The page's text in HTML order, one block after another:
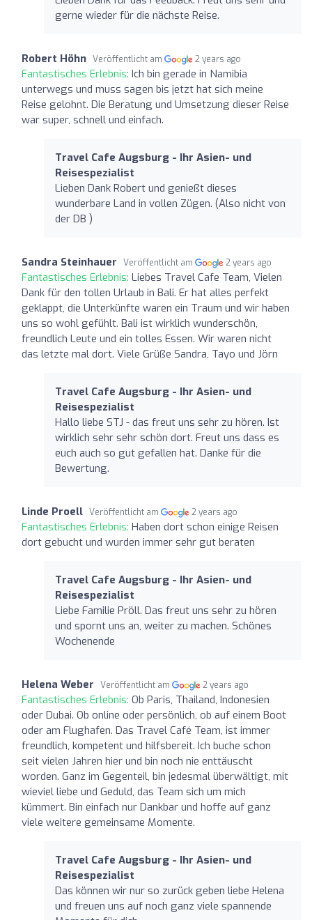
gerne wieder für die nächste Reise.
Robert Höhn Veröffentlicht am 2 years ago
Fantastisches Erlebnis: Ich bin gerade in Namibia
unterwegs und muss sagen bis jetzt hat sich meine
Reise gelohnt. Die Beratung und Umsetzung dieser Reise
war super, schnell und einfach.
Travel Cafe Augsburg - Ihr Asien- und
Reisespezialist
Lieben Dank Robert und genießt dieses
wunderbare Land in vollen Zügen. (Also nicht von
der DB )
Sandra Steinhauer Veröffentlicht am 2 years ago
Fantastisches Erlebnis: Liebes Travel Cafe Team, Vielen
Dank für den tollen Urlaub in Bali. Er hat alles perfekt
geklappt, die Unterkünfte waren ein Traum und wir haben
uns so wohl gefühlt. Bali ist wirklich wunderschön,
freundlich Leute und ein tolles Essen. Wir waren nicht
das letzte mal dort. Viele Grüße Sandra, Tayo und Jörn
Travel Cafe Augsburg - Ihr Asien- und
Reisespezialist
Hallo liebe STJ - das freut uns sehr zu hören. Ist
wirklich sehr sehr schön dort. Freut uns dass es
euch auch so gut gefallen hat. Danke für die
Bewertung.
Linde Proell Veröffentlicht am 2 years ago
Fantastisches Erlebnis: Haben dort schon einige Reisen
dort gebucht und wurden immer sehr gut beraten
Travel Cafe Augsburg - Ihr Asien- und
Reisespezialist
Liebe Familie Pröll. Das freut uns sehr zu hören
und spornt uns an, weiter zu machen. Schönes
Wochenende
Helena Weber Veröffentlicht am 2 years ago
Fantastisches Erlebnis: Ob Paris, Thailand, Indonesien
oder Dubai. Ob online oder persönlich, ob auf einem Boot
oder am Flughafen. Das Travel Café Team, ist immer
freundlich, kompetent und hilfsbereit. Ich buche schon
seit vielen Jahren hier und bin noch nie enttäuscht
worden. Ganz im Gegenteil, bin jedesmal überwältigt, mit
wieviel liebe und Geduld, das Team sich um mich
kümmert. Bin einfach nur Dankbar und hoffe auf ganz
viele weitere gemeinsame Momente.
Travel Cafe Augsburg - Ihr Asien- und
Reisespezialist
Das können wir nur so zurück geben liebe Helena
und freuen uns auf noch ganz viele spannende